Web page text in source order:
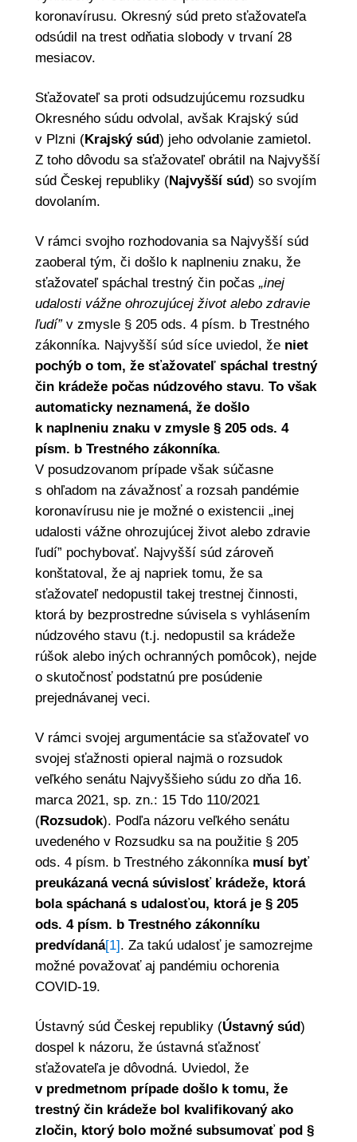
koronavírusu. Okresný súd preto sťažovateľa
odsúdil na trest odňatia slobody v trvaní 28
mesiacov.
Sťažovateľ sa proti odsudzujúcemu rozsudku
Okresného súdu odvolal, avšak Krajský súd
v Plzni (Krajský súd) jeho odvolanie zamietol.
Z toho dôvodu sa sťažovateľ obrátil na Najvyšší
súd Českej republiky (Najvyšší súd) so svojím
dovolaním.
V rámci svojho rozhodovania sa Najvyšší súd
zaoberal tým, či došlo k naplneniu znaku, že
sťažovateľ spáchal trestný čin počas „inej
udalosti vážne ohrozujúcej život alebo zdravie
ľudí”v zmysle § 205 ods. 4 písm. b Trestného
zákonníka. Najvyšší súd síce uviedol, že niet
pochýb o tom, že sťažovateľ spáchal trestný
čin krádeže počas núdzového stavu. To však
automaticky neznamená, že došlo
k naplneniu znaku v zmysle § 205 ods. 4
písm. b Trestného zákonníka.
V posudzovanom prípade však súčasne
s ohľadom na závažnosť a rozsah pandémie
koronavírusu nie je možné o existencii „inej
udalosti vážne ohrozujúcej život alebo zdravie
ľudí” pochybovať. Najvyšší súd zároveň
konštatoval, že aj napriek tomu, že sa
sťažovateľ nedopustil takej trestnej činnosti,
ktorá by bezprostredne súvisela s vyhlásením
núdzového stavu (t.j. nedopustil sa krádeže
rúšok alebo iných ochranných pomôcok), nejde
o skutočnosť podstatnú pre posúdenie
prejednávanej veci.
V rámci svojej argumentácie sa sťažovateľ vo
svojej sťažnosti opieral najmä o rozsudok
veľkého senátu Najvyššieho súdu zo dňa 16.
marca 2021, sp. zn.: 15 Tdo 110/2021
(Rozsudok). Podľa názoru veľkého senátu
uvedeného v Rozsudku sa na použitie § 205
ods. 4 písm. b Trestného zákonníka musí byť
preukázaná vecná súvislosť krádeže, ktorá
bola spáchaná s udalosťou, ktorá je § 205
ods. 4 písm. b Trestného zákonníku
predvídaná[1]. Za takú udalosť je samozrejme
možné považovať aj pandémiu ochorenia
COVID-19.
Ústavný súd Českej republiky (Ústavný súd)
dospel k názoru, že ústavná sťažnosť
sťažovateľa je dôvodná. Uviedol, že
v predmetnom prípade došlo k tomu, že
trestný čin krádeže bol kvalifikovaný ako
zločin, ktorý bolo možné subsumovať pod §